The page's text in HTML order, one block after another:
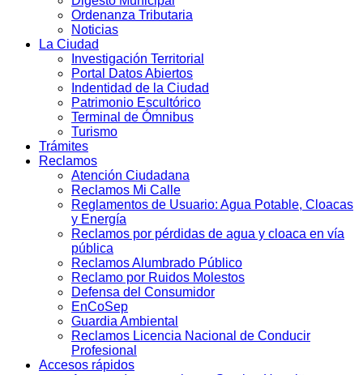
Ordenanza Tributaria
Noticias
La Ciudad
Investigación Territorial
Portal Datos Abiertos
Indentidad de la Ciudad
Patrimonio Escultórico
Terminal de Ómnibus
Turismo
Trámites
Reclamos
Atención Ciudadana
Reclamos Mi Calle
Reglamentos de Usuario: Agua Potable, Cloacas
y Energía
Reclamos por pérdidas de agua y cloaca en vía
pública
Reclamos Alumbrado Público
Reclamo por Ruidos Molestos
Defensa del Consumidor
EnCoSep
Guardia Ambiental
Reclamos Licencia Nacional de Conducir
Profesional
Accesos rápidos